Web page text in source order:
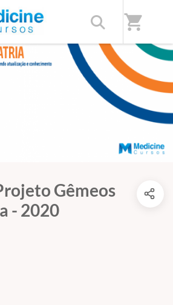
shopping_cart
Gêmeos
- 2020